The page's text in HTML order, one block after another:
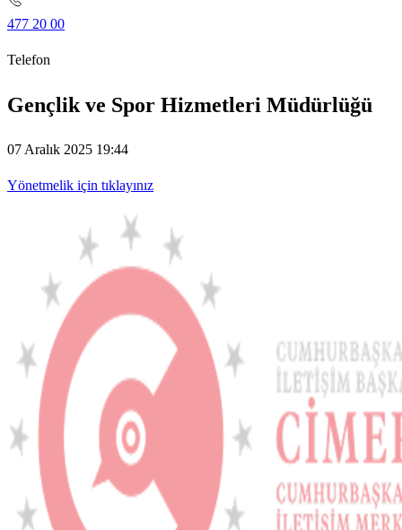
477 20 00
Telefon
Gençlik ve Spor Hizmetleri Müdürlüğü
07 Aralık 2025 19:44
Yönetmelik için tıklayınız